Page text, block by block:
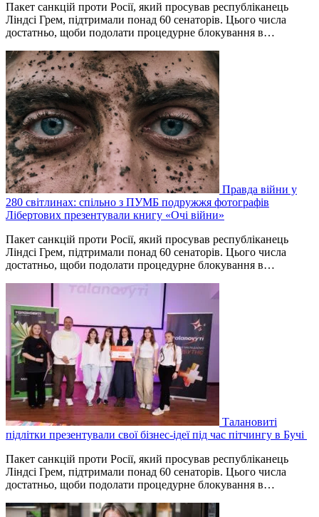
Пакет санкцій проти Росії, який просував республіканець
Ліндсі Грем, підтримали понад 60 сенаторів. Цього числа
достатньо, щоби подолати процедурне блокування в…
Правда війни у
280 світлинах: спільно з ПУМБ подружжя фотографів
Лібертових презентували книгу «Очі війни»
Пакет санкцій проти Росії, який просував республіканець
Ліндсі Грем, підтримали понад 60 сенаторів. Цього числа
достатньо, щоби подолати процедурне блокування в…
Талановиті
підлітки презентували свої бізнес-ідеї під час пітчингу в Бучі
Пакет санкцій проти Росії, який просував республіканець
Ліндсі Грем, підтримали понад 60 сенаторів. Цього числа
достатньо, щоби подолати процедурне блокування в…